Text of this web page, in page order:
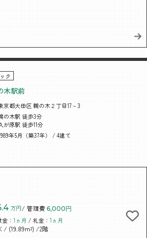
ク
木駅前
京都大田区 鵜の木２丁目17－3
の木駅 徒歩3分
が原駅 徒歩11分
年5月（築37年） / 4建て
万円/ 管理費 6,000円
金：1ヵ月 / 礼金：1ヵ月
/ (19.89m²) /2階